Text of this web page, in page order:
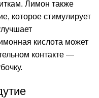
Лимон также
которое стимулирует
кислота может
контакте —